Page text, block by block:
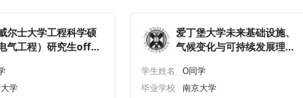
尔士大学工程科学硕
气工程）研究生offer
学
爱丁堡大学未来基础设施、
气候变化与可持续发展理学
学生姓名
O同学
毕业学校
南京大学